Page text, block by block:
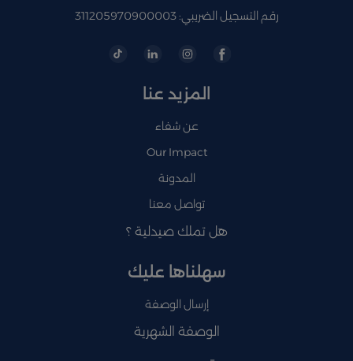
رقم التسجيل الضريبي: 311205970900003
المزيد عنا
عن شفاء
Our Impact
المدونة
تواصل معنا
هل تملك صيدلية ؟
سهلناها عليك
إرسال الوصفة
الوصفة الشهرية